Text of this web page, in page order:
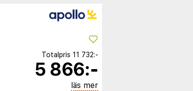
Totalpris 11 732:-
5 866:-
läs mer